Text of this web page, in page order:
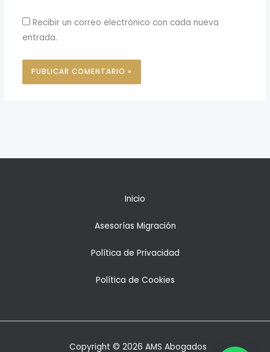
Recibir un correo electrónico con cada nueva
entrada.
Inicio
Asesorías Migración
Política de Privacidad
Política de Cookies
Copyright © 2026 AMS Abogados